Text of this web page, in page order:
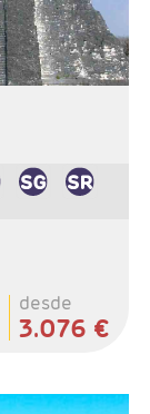
desde
3.076 €